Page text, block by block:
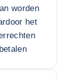
worden
het